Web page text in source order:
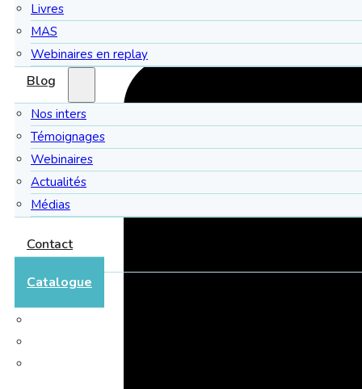
Livres
MAS
Webinaires en replay
Blog
Nos inters
Témoignages
Webinaires
Actualités
Médias
Contact
Catalogue